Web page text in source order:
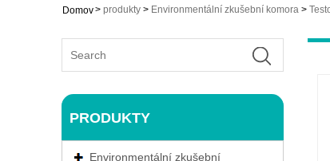
Domov> produkty > Environmentální zkušební komora >
PRODUKTY
Environmentální zkušební